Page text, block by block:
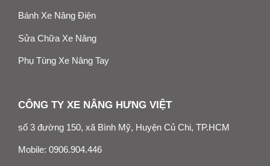
Bánh Xe Nâng Điện
Sửa Chữa Xe Nâng
Phụ Tùng Xe Nâng Tay
CÔNG TY XE NÂNG HƯNG VIỆT
số 3 đường 150, xã Bình Mỹ, Huyện Củ Chi, TP.HCM
Mobile: 0906.904.446